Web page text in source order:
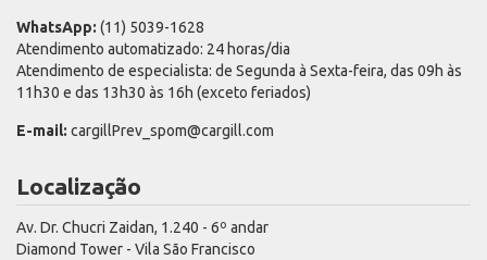
WhatsApp: (11) 5039-1628
Atendimento automatizado: 24 horas/dia
Atendimento de especialista: de Segunda à Sexta-feira, das 09h às
11h30 e das 13h30 às 16h (exceto feriados)
E-mail: cargillPrev_spom@cargill.com
Localização
Av. Dr. Chucri Zaidan, 1.240 - 6º andar
Diamond Tower - Vila São Francisco